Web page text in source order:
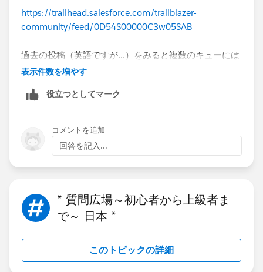
https://trailhead.salesforce.com/trailblazer-
community/feed/0D54S00000C3w05SAB
過去の投稿（英語ですが...）をみると複数のキューには
対応できてないようなことが議論されています。
https://trailhead.salesforce.com/trailblazer-
https://trailhead.salesforce.com/trailblazer-
community/feed/0D54S00000A7fh6SAB
表示件数を増やす
役立つとしてマーク
コメントを追加
回答を記入...
* 質問広場～初心者から上級者ま
で～ 日本 *
このトピックの詳細